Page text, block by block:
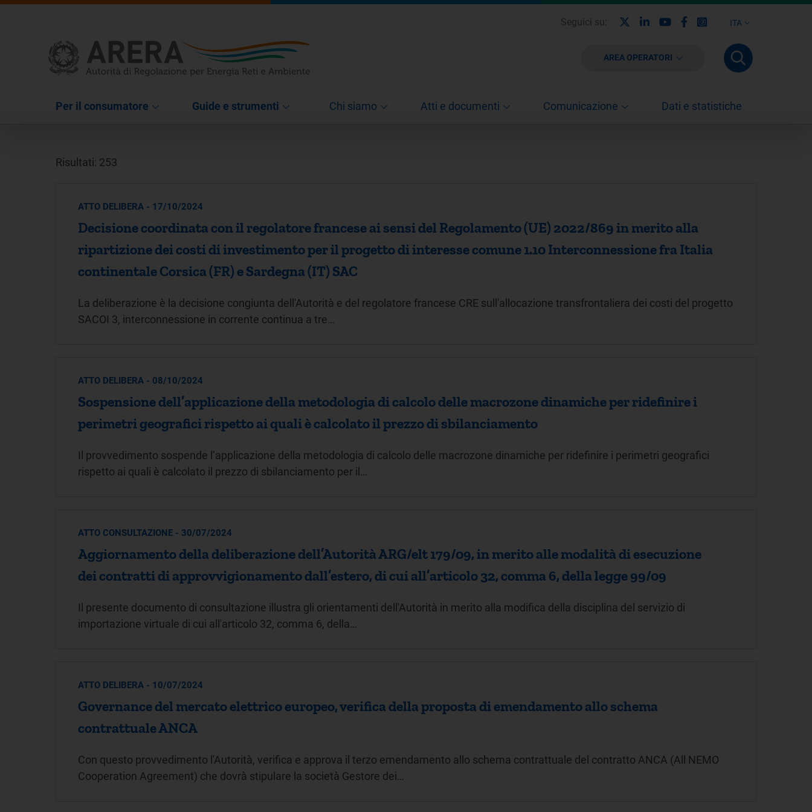
ITA
Seguici su: LinkedinYoutubeFacebook
Instagram
AREA OPERATORI
Per il consumatore Guide e strumenti Chi siamo Atti e documenti Comunicazione Dati e statistiche
Risultati: 253
ATTO DELIBERA - 17/10/2024
Decisione coordinata con il regolatore francese ai sensi del Regolamento (UE) 2022/869 in merito alla
ripartizione dei costi di investimento per il progetto di interesse comune 1.10 Interconnessione fra Italia
continentale Corsica (FR) e Sardegna (IT) SAC
La deliberazione è la decisione congiunta dell'Autorità e del regolatore francese CRE sull'allocazione transfrontaliera dei costi del progetto
SACOI 3, interconnessione in corrente continua a tre…
ATTO DELIBERA - 08/10/2024
Sospensione dell’applicazione della metodologia di calcolo delle macrozone dinamiche per ridefinire i
perimetri geografici rispetto ai quali è calcolato il prezzo di sbilanciamento
Il provvedimento sospende l’applicazione della metodologia di calcolo delle macrozone dinamiche per ridefinire i perimetri geografici
rispetto ai quali è calcolato il prezzo di sbilanciamento per il…
ATTO CONSULTAZIONE - 30/07/2024
Aggiornamento della deliberazione dell’Autorità ARG/elt 179/09, in merito alle modalità di esecuzione
dei contratti di approvvigionamento dall’estero, di cui all’articolo 32, comma 6, della legge 99/09
Il presente documento di consultazione illustra gli orientamenti dell'Autorità in merito alla modifica della disciplina del servizio di
importazione virtuale di cui all'articolo 32, comma 6, della…
ATTO DELIBERA - 10/07/2024
Governance del mercato elettrico europeo, verifica della proposta di emendamento allo schema
contrattuale ANCA
Con questo provvedimento l'Autorità, verifica e approva il terzo emendamento allo schema contrattuale del contratto ANCA (All NEMO
Cooperation Agreement) che dovrà stipulare la società Gestore dei…